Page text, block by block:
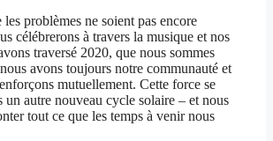
problèmes ne soient pas encore
célébrerons à travers la musique et nos
traversé 2020, que nous sommes
avons toujours notre communauté et
mutuellement. Cette force se
un autre nouveau cycle solaire – et nous
tout ce que les temps à venir nous